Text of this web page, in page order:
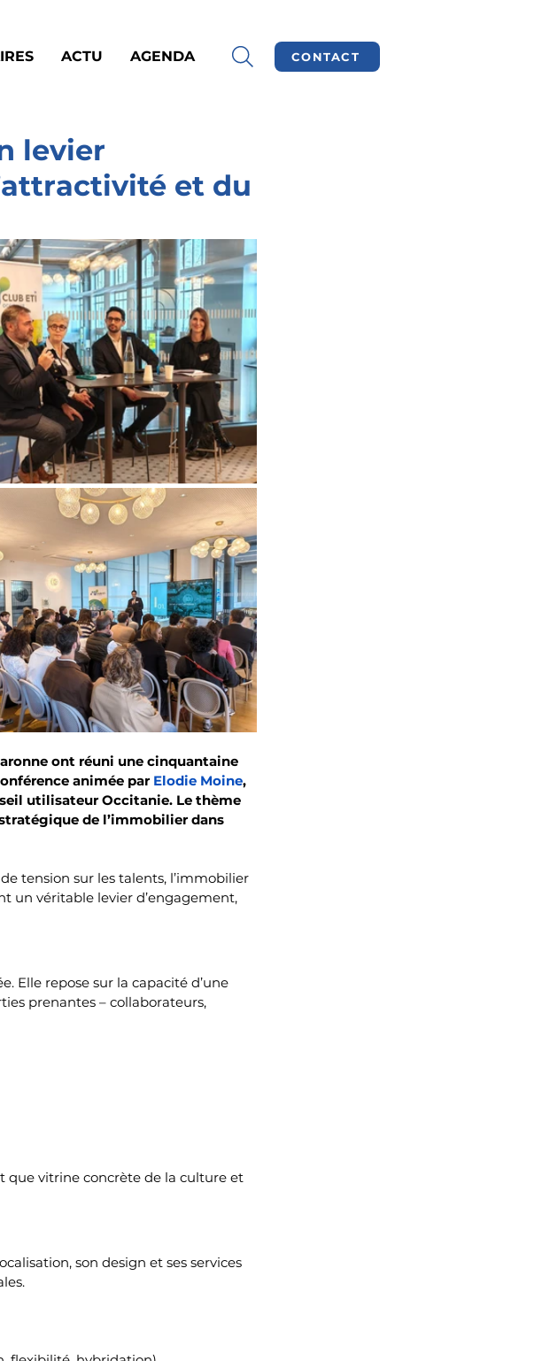
ACTU AGENDA CONTACT
levier
et du
ont réuni une cinquantaine
animée par Elodie Moine,
utilisateur Occitanie. Le thème
de l’immobilier dans
tension sur les talents, l’immobilier
un véritable levier d’engagement,
Elle repose sur la capacité d’une
prenantes – collaborateurs,
que vitrine concrète de la culture et
son design et ses services